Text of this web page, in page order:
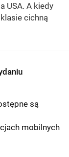
USA. A kiedy
cichną
są
mobilnych